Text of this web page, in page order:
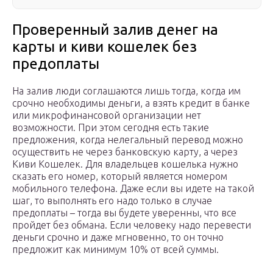
Проверенный залив денег на
карты и киви кошелек без
предоплаты
На залив люди соглашаются лишь тогда, когда им
срочно необходимы деньги, а взять кредит в банке
или микрофинансовой организации нет
возможности. При этом сегодня есть такие
предложения, когда нелегальный перевод можно
осуществить не через банковскую карту, а через
Киви Кошелек. Для владельцев кошелька нужно
сказать его номер, который является номером
мобильного телефона. Даже если вы идете на такой
шаг, то выполнять его надо только в случае
предоплаты – тогда вы будете уверенны, что все
пройдет без обмана. Если человеку надо перевести
деньги срочно и даже мгновенно, то он точно
предложит как минимум 10% от всей суммы.